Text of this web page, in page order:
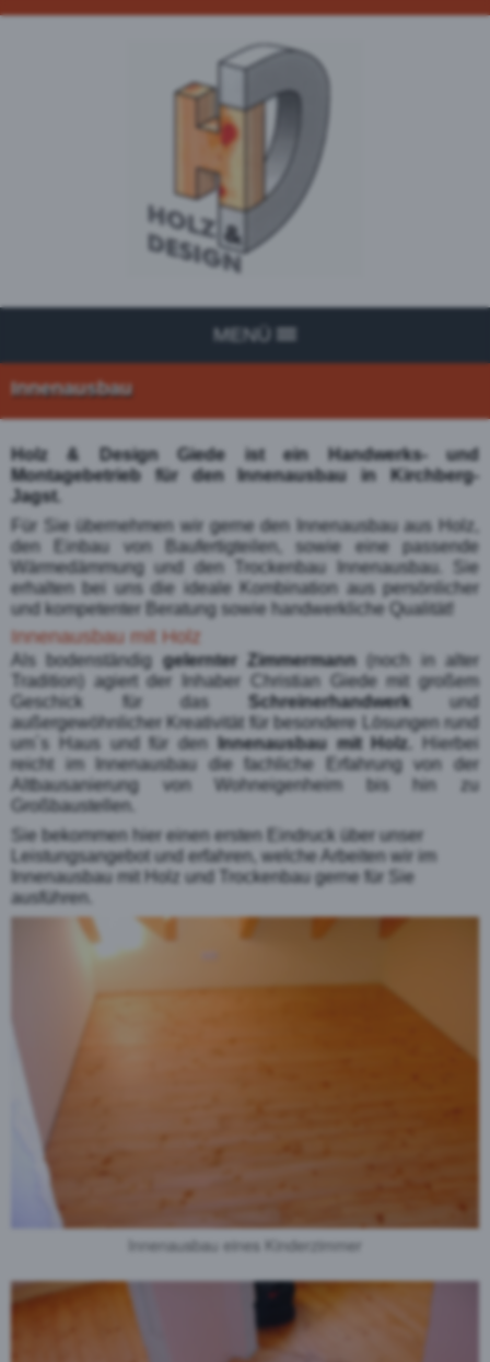
MENÜ
Innenausbau
Holz & Design Giede ist ein Handwerks- und
Montagebetrieb für den Innenausbau in Kirchberg-
Jagst.
Für Sie übernehmen wir gerne den Innenausbau aus Holz,
den Einbau von Baufertigteilen, sowie eine passende
Wärmedämmung und den Trockenbau Innenausbau. Sie
erhalten bei uns die ideale Kombination aus persönlicher
und kompetenter Beratung sowie handwerkliche Qualität!
Innenausbau mit Holz
Als bodenständiggelernter Zimmermann (noch in alter
Tradition) agiert der Inhaber Christian Giede mit großem
Geschick für das
Schreinerhandwerk und
außergewöhnlicher Kreativität für besondere Lösungen rund
um´s Haus und für den Innenausbau mit Holz.
Hierbei
reicht im Innenausbau die fachliche Erfahrung von der
Altbausanierung von Wohneigenheim bis hin zu
Großbaustellen.
Sie bekommen hier einen ersten Eindruck über unser
Leistungsangebot und erfahren, welche Arbeiten wir im
Innenausbau mit Holz und Trockenbau gerne für Sie
ausführen.
Innenausbau eines Kinderzimmer